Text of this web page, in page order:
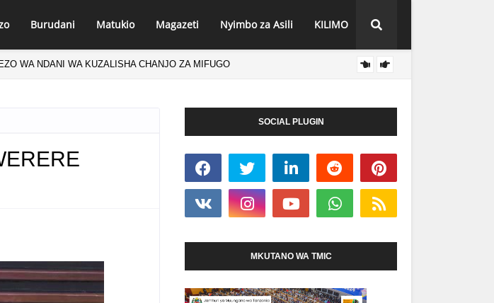
Burudani Matukio Magazeti Nyimbo za Asili KILIMO
WA NDANI WA KUZALISHA CHANJO ZA MIFUGO
SOCIAL PLUGIN
MKUTANO WA TMIC